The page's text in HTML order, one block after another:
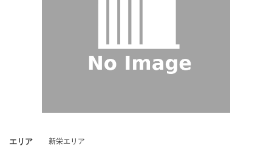
エリア 新栄エリア